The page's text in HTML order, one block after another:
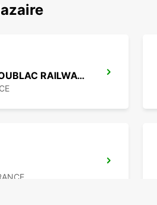
LA BAULE ESCOUBLAC RAILWAY STATION